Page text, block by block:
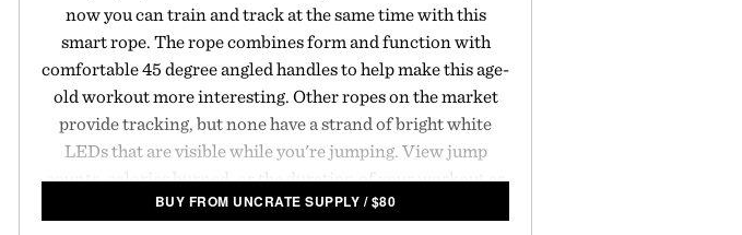
now you can train and track at the same time with this
smart rope. The rope combines form and function with
comfortable 45 degree angled handles to help make this age-
old workout more interesting. Other ropes on the market
provide tracking, but none have a strand of bright white
LEDs that are visible while you're jumping. View jump
counts, calories burned, or the duration of your workout as
the rope swings in front of you. All the data is then
BUY FROM UNCRATE SUPPLY /$80